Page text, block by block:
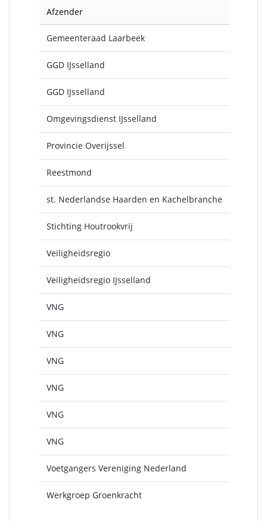
Afzender
Gemeenteraad Laarbeek
GGD IJsselland
GGD IJsselland
Omgevingsdienst IJsselland
Provincie Overijssel
Reestmond
st. Nederlandse Haarden en Kachelbranche
Stichting Houtrookvrij
Veiligheidsregio
Veiligheidsregio IJsselland
VNG
VNG
VNG
VNG
VNG
VNG
Voetgangers Vereniging Nederland
Werkgroep Groenkracht